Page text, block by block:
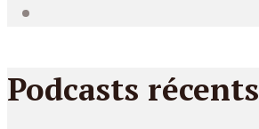
Podcasts récents